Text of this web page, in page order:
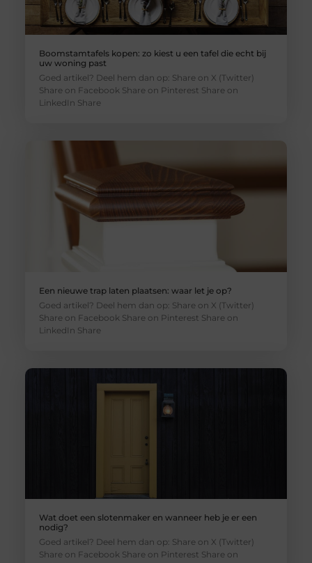
Boomstamtafels kopen: zo kiest u een tafel die echt bij
uw woning past
Goed artikel? Deel hem dan op: Share on X (Twitter)
Share on Facebook Share on Pinterest Share on
LinkedIn Share
Een nieuwe trap laten plaatsen: waar let je op?
Goed artikel? Deel hem dan op: Share on X (Twitter)
Share on Facebook Share on Pinterest Share on
LinkedIn Share
Wat doet een slotenmaker en wanneer heb je er een
nodig?
Goed artikel? Deel hem dan op: Share on X (Twitter)
Share on Facebook Share on Pinterest Share on